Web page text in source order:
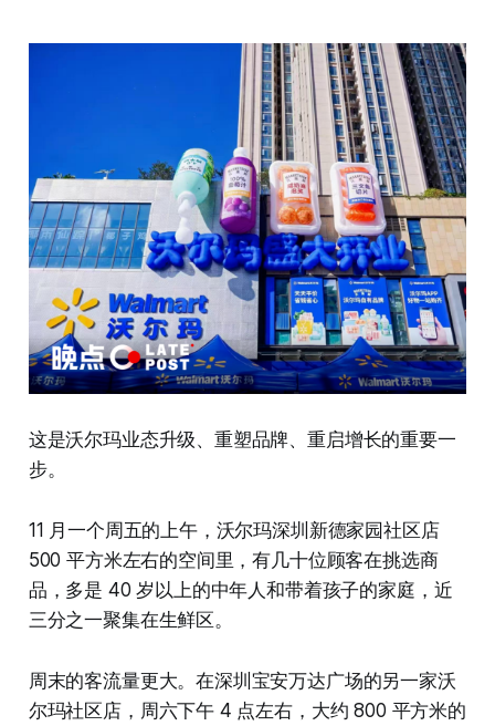
这是沃尔玛业态升级、重塑品牌、重启增长的重要一
步。
11 月一个周五的上午，沃尔玛深圳新德家园社区店
500 平方米左右的空间里，有几十位顾客在挑选商
品，多是 40 岁以上的中年人和带着孩子的家庭，近
三分之一聚集在生鲜区。
周末的客流量更大。在深圳宝安万达广场的另一家沃
尔玛社区店，周六下午 4 点左右，大约 800 平方米的